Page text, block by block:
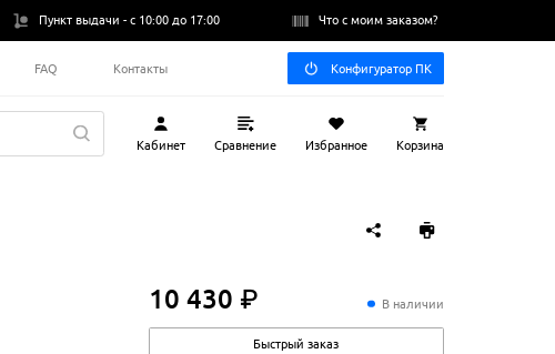
Пункт выдачи -с 10:00 до 17:00 Что с моим заказом?
FAQ Контакты Конфигуратор ПК
Кабинет Сравнение Избранное Корзина
10 430 ₽10 430 ₽ В наличии
Быстрый заказ